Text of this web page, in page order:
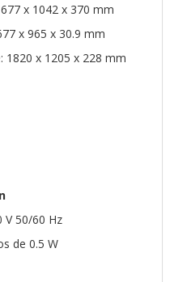
x 1042 x 370 mm
x 965 x 30.9 mm
1820 x 1205 x 228 mm
V 50/60 Hz
de 0.5 W